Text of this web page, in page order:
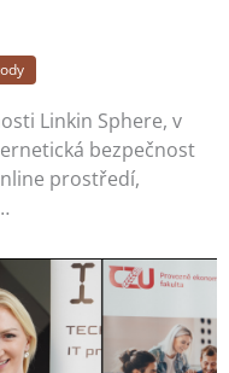
Linkin Sphere, v
bezpečnost
prostředí,